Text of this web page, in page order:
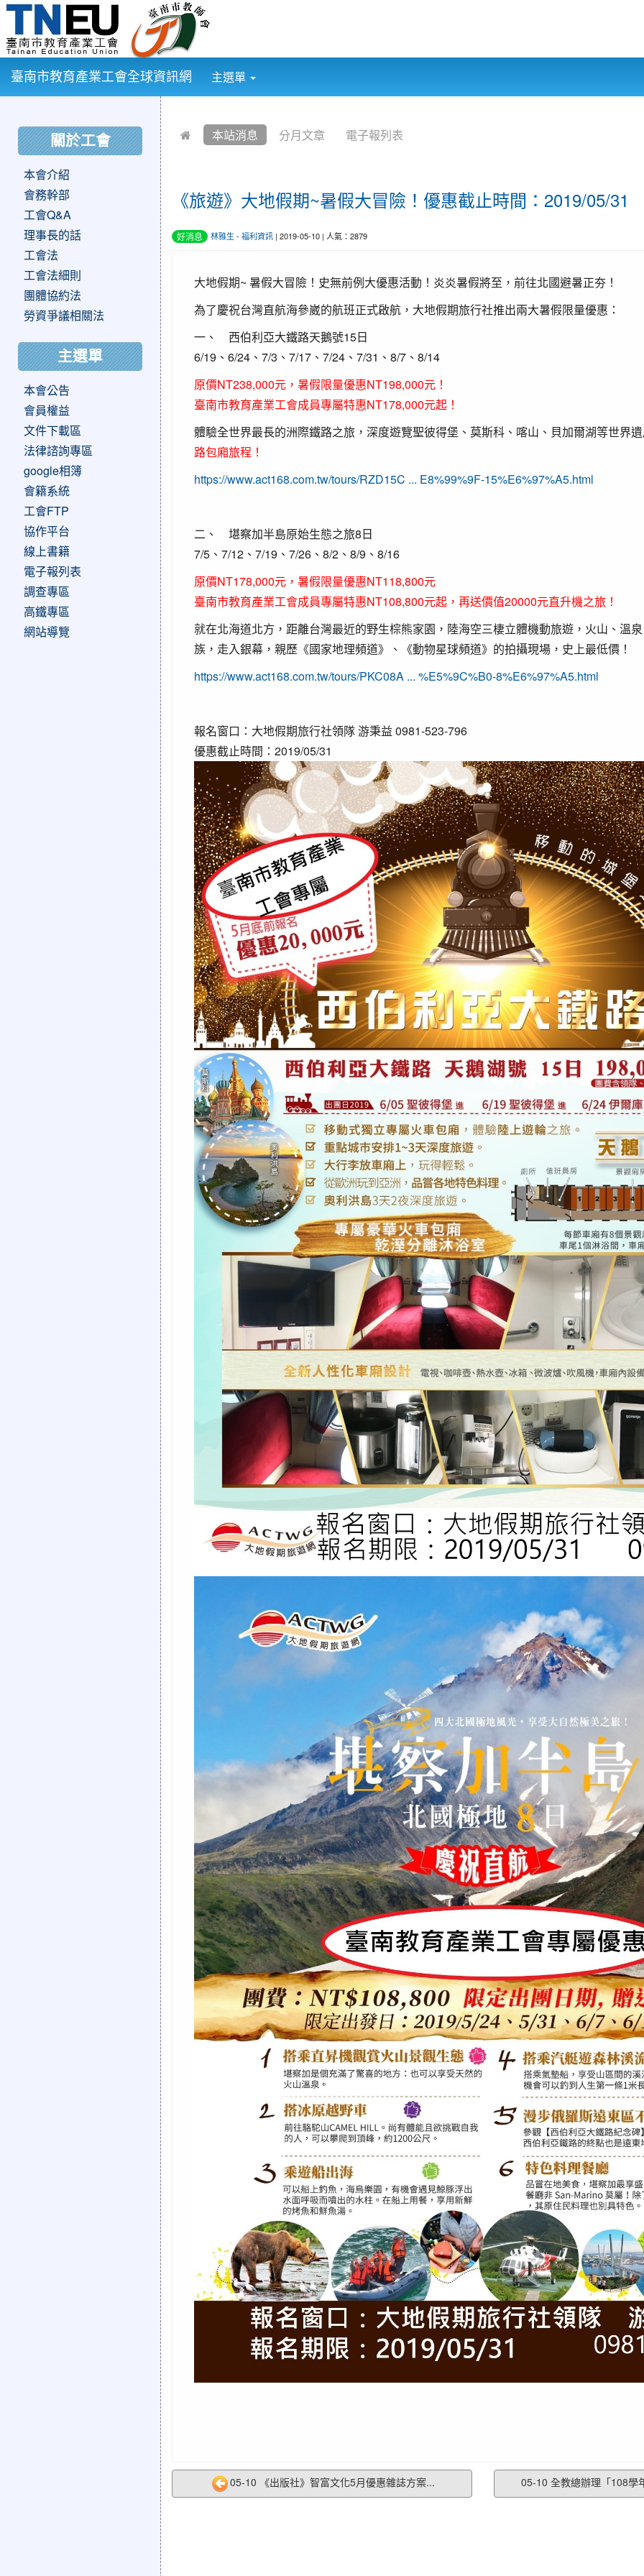
臺南市教育產業工會全球資訊網 主選單
本站消息 分月文章 電子報列表
《旅遊》大地假期~暑假大冒險！優惠截止時間：2019/05/31
好消息 林雅生 - 福利資訊 | 2019-05-10 | 人氣：2879
大地假期~ 暑假大冒險！史無前例大優惠活動！炎炎暑假將至，前往北國避暑正夯！
為了慶祝台灣直航海參崴的航班正式啟航，大地假期旅行社推出兩大暑假限量優惠：
一、 西伯利亞大鐵路天鵝號15日
6/19、6/24、7/3、7/17、7/24、7/31、8/7、8/14
原價NT238,000元，暑假限量優惠NT198,000元！
臺南市教育產業工會成員專屬特惠NT178,000元起！
體驗全世界最長的洲際鐵路之旅，深度遊覽聖彼得堡、莫斯科、喀山、貝加爾湖等世界
路包廂旅程！
https://www.act168.com.tw/tours/RZD15C ... E8%99%9F-15%E6%97%A5.html
二、 堪察加半島原始生態之旅8日
7/5、7/12、7/19、7/26、8/2、8/9、8/16
原價NT178,000元，暑假限量優惠NT118,800元
臺南市教育產業工會成員專屬特惠NT108,800元起，再送價值20000元直升機之旅！
就在北海道北方，距離台灣最近的野生棕熊家園，陸海空三棲立體機動旅遊，火山、溫
族，走入銀幕，親歷《國家地理頻道》、《動物星球頻道》的拍攝現場，史上最低價！
https://www.act168.com.tw/tours/PKC08A ... %E5%9C%B0-8%E6%97%A5.html
報名窗口：大地假期旅行社領隊 游秉益 0981-523-796
優惠截止時間：2019/05/31
05-10 《出版社》智富文化5月優惠雜誌方案... 05-10 全教總辦理「108學
關於工會
本會介紹
會務幹部
工會Q&A
理事長的話
工會法
工會法細則
團體協約法
勞資爭議相關法
主選單
本會公告
會員權益
文件下載區
法律諮詢專區
google相簿
會籍系統
工會FTP
協作平台
線上書籍
電子報列表
調查專區
高鐵專區
網站導覽